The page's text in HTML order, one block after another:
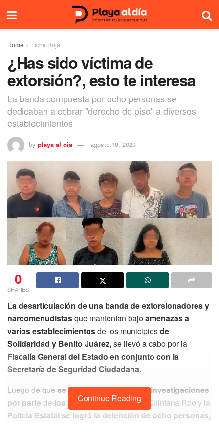
Home Ficha Roja
¿Has sido víctima de
extorsión?, esto te interesa
La banda compuesta por ocho personas se
dedicaban a cobrar "derecho de piso" a diversos
establecimientos
by playa al dia agosto 18, 2023
0
SHARES
La desarticulación de una banda de extorsionadores y
narcomenudistasque mantenían bajoamenazas a
varios establecimientosde los municipiosde
Solidaridad y Benito Juárez,se llevó a cabo por la
Fiscalía General del Estado en conjunto con la
Secretaría de Seguridad Ciudadana.
Luego de que se llevaran a cabo varias investigaciones
por parte de los agentes de la FGEde Quintana Roo y la
Policía Estatal se logró la detención de ocho personas,
Continue Reading